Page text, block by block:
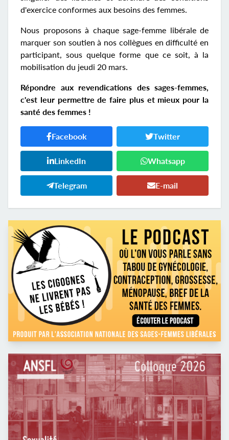
d'exercice conformes aux besoins des femmes.
Nous proposons à chaque sage-femme libérale de
marquer son soutien à nos collègues en difficulté en
participant, sous quelque forme que ce soit, à la
mobilisation du jeudi 20 mars.
Répondre aux revendications des sages-femmes,
c'est leur permettre de faire plus et mieux pour la
santé des femmes !
Facebook Twitter
LinkedIn Whatsapp
Telegram E-mail